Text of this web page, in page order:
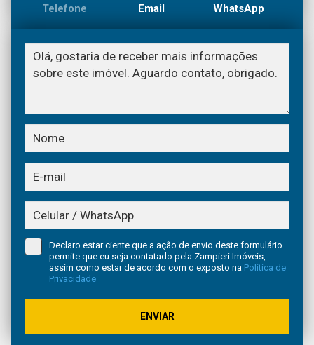
Telefone Email WhatsApp
Declaro estar ciente que a ação de envio deste formulário
permite que eu seja contatado pela Zampieri Imóveis,
assim como estar de acordo com o exposto na Política de
Privacidade
ENVIAR